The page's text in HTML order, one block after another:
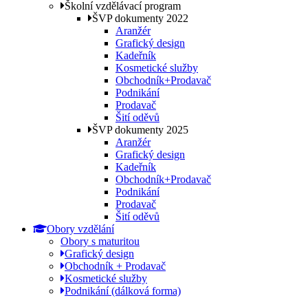
Školní vzdělávací program
ŠVP dokumenty 2022
Aranžér
Grafický design
Kadeřník
Kosmetické služby
Obchodník+Prodavač
Podnikání
Prodavač
Šití oděvů
ŠVP dokumenty 2025
Aranžér
Grafický design
Kadeřník
Obchodník+Prodavač
Podnikání
Prodavač
Šití oděvů
Obory vzdělání
Obory s maturitou
Grafický design
Obchodník + Prodavač
Kosmetické služby
Podnikání (dálková forma)